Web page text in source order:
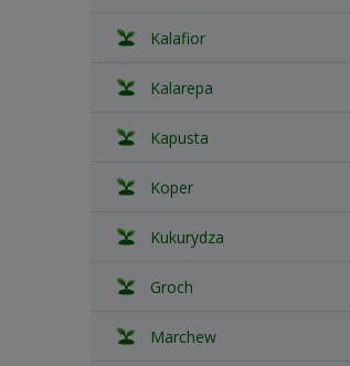
Kalafior
Kalarepa
Kapusta
Koper
Kukurydza
Groch
Marchew